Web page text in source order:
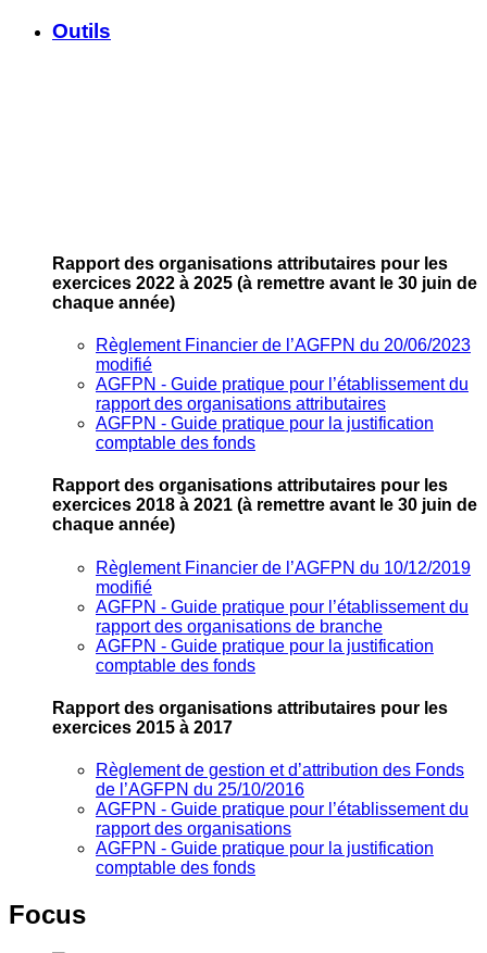
Outils
Rapport des organisations attributaires pour les
exercices 2022 à 2025 (à remettre avant le 30 juin de
chaque année)
Règlement Financier de l’AGFPN du 20/06/2023
modifié
AGFPN ‐ Guide pratique pour l’établissement du
rapport des organisations attributaires
AGFPN ‐ Guide pratique pour la justification
comptable des fonds
Rapport des organisations attributaires pour les
exercices 2018 à 2021 (à remettre avant le 30 juin de
chaque année)
Règlement Financier de l’AGFPN du 10/12/2019
modifié
AGFPN ‐ Guide pratique pour l’établissement du
rapport des organisations de branche
AGFPN ‐ Guide pratique pour la justification
comptable des fonds
Rapport des organisations attributaires pour les
exercices 2015 à 2017
Règlement de gestion et d’attribution des Fonds
de l’AGFPN du 25/10/2016
AGFPN ‐ Guide pratique pour l’établissement du
rapport des organisations
AGFPN ‐ Guide pratique pour la justification
comptable des fonds
Focus